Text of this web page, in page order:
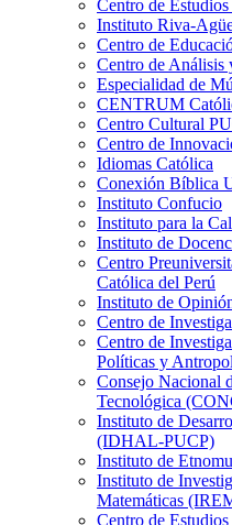
Centro de
Instituto Riva-
Centro de
Centro de Análisis
Especialidad de
CENTRUM
Centro Cultural
Centro de
Idiomas Católica
Conexión Bíblica
Instituto Confucio
Instituto para la
Instituto de
Centro
Católica del Perú
Instituto de
Centro de
Centro de
Políticas y
Consejo Nacional
Tecnológica
Instituto de
(IDHAL-PUCP)
Instituto de
Instituto de
Matemáticas
Centro de